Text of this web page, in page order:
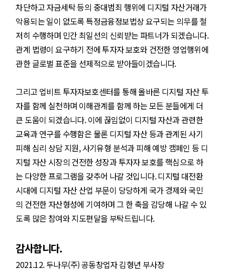
차단하고 자금세탁 등의 중대범죄 행위에 디지털 자산거래가
악용되는 일이 없도록 특정금융정보법상 요구되는 의무를 철
저히 수행하며 민간 최일선의 신뢰받는 파트너가 되겠습니다.
관계 법령이 요구하기 전에 투자자 보호와 건전한 영업행위에
관한 글로벌 표준을 선제적으로 받아들이겠습니다.
그리고 업비트 투자자보호센터를 통해 올바른 디지털 자산 투
자를 함께 실천하며 이해관계를 함께 하는 모든 분들에게 더
큰 도움이 되겠습니다. 이에 끊임없이 디지털 자산과 관련한
교육과 연구를 수행함은 물론 디지털 자산 등과 관계된 사기
피해 심리 상담 지원, 사기유형 분석과 피해 예방 캠페인 등 디
지털 자산 시장의 건전한 성장과 투자자 보호를 핵심으로 하
는 다양한 프로그램을 갖추어 나갈 것입니다. 디지털 대전환
시대에 디지털 자산 산업 부문이 당당하게 국가 경제와 국민
의 건전한 자산형성에 기여하며 그 한 축을 감당해 나갈 수 있
도록 많은 참여와 지도편달을 부탁드립니다.
감사합니다.
2021.12. 두나무(주) 공동창업자 김형년 부사장